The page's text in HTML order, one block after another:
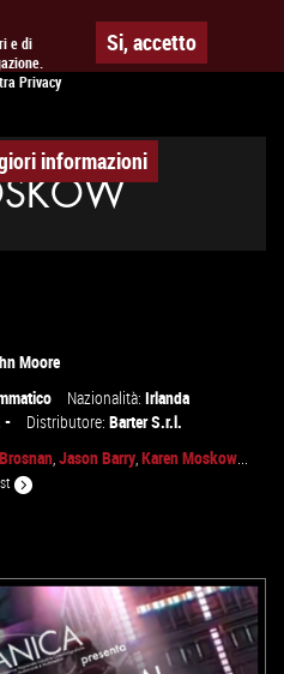
e di
Privacy
Si, accetto
informazioni
Moore
Nazionalità:Irlanda
- Distributore:Barter S.r.l.
,Jason Barry,Karen Moskow...